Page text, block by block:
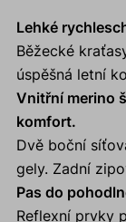
Lehké
Běžecké
úspěšná letní
Vnitřní merino
komfort.
Dvě boční
gely. Zadní
Pas do
Reflexní prvky